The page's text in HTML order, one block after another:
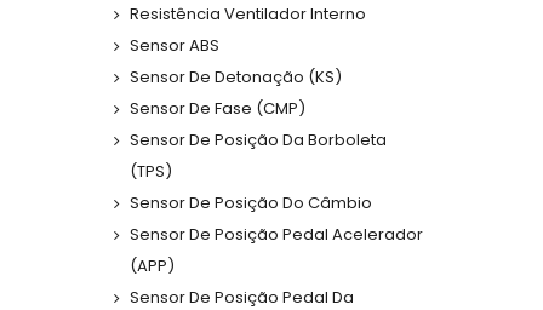
Resistência Ventilador Interno
Sensor ABS
Sensor De Detonação (KS)
Sensor De Fase (CMP)
Sensor De Posição Da Borboleta
(TPS)
Sensor De Posição Do Câmbio
Sensor De Posição Pedal Acelerador
(APP)
Sensor De Posição Pedal Da